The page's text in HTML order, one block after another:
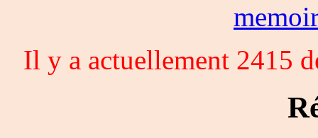
Il y a actuellement 2415